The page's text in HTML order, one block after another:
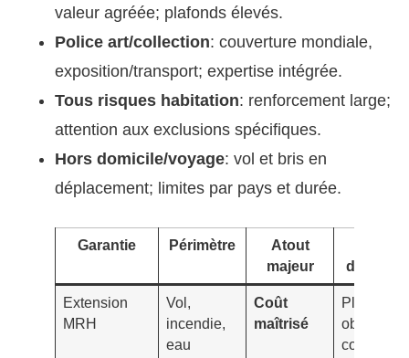
valeur agréée; plafonds élevés.
Police art/collection: couverture mondiale,
exposition/transport; expertise intégrée.
Tous risques habitation: renforcement large;
attention aux exclusions spécifiques.
Hors domicile/voyage: vol et bris en
déplacement; limites par pays et durée.
Garantie Périmètre
Atout
majeur
Extension
MRH
Vol,
incendie,
eau
Coût
maîtrisé
Plafonds
objet,
conditions